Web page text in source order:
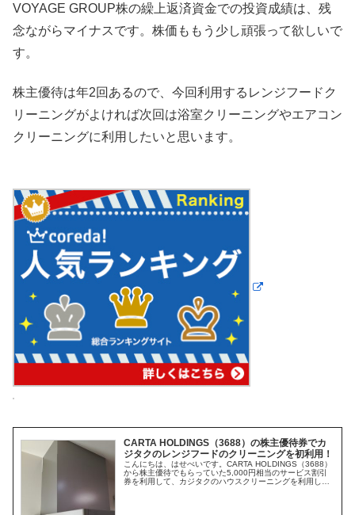
VOYAGE GROUP株の繰上返済資金での投資成績は、残
念ながらマイナスです。株価ももう少し頑張って欲しいで
す。
株主優待は年2回あるので、今回利用するレンジフードク
リーニングがよければ次回は浴室クリーニングやエアコン
クリーニングに利用したいと思います。
CARTA HOLDINGS（3688）の株主優待券でカ
ジタクのレンジフードのクリーニングを初利用！
こんにちは、はせべいです。CARTA HOLDINGS（3688）
から株主優待でもらっていた5,000円相当のサービス割引
券を利用して、カジタクのハウスクリーニングを利用した